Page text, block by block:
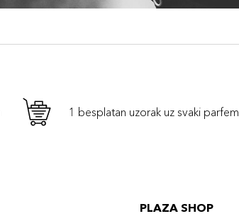
1 besplatan uzorak uz svaki parfem
PLAZA SHOP